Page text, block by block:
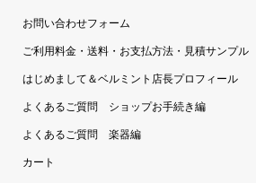
お問い合わせフォーム
ご利用料金・送料・お支払方法・見積サンプル
はじめまして＆ベルミント店長プロフィール
よくあるご質問 ショップお手続き編
よくあるご質問 楽器編
カート